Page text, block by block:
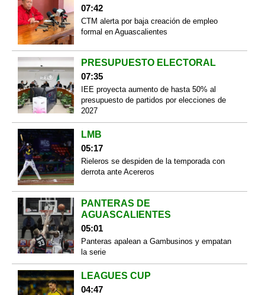
07:42
CTM alerta por baja creación de empleo
formal en Aguascalientes
PRESUPUESTO ELECTORAL
07:35
IEE proyecta aumento de hasta 50% al
presupuesto de partidos por elecciones de
2027
LMB
05:17
Rieleros se despiden de la temporada con
derrota ante Acereros
PANTERAS DE
AGUASCALIENTES
05:01
Panteras apalean a Gambusinos y empatan
la serie
LEAGUES CUP
04:47